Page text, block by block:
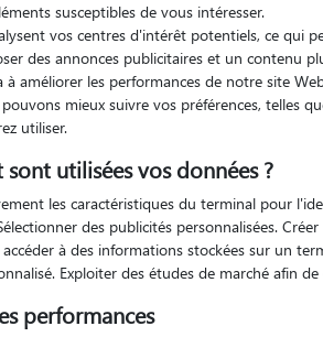
Pension Chat Saint-Brieuc
Trouvez votre
susceptibles de vous intéresser.
vos centres d'intérêt potentiels, ce qui
des annonces publicitaires et un contenu
à améliorer les performances de notre site
mieux suivre vos préférences, telles
utiliser.
sont utilisées vos données ?
les caractéristiques du terminal pour
des publicités personnalisées.
à des informations stockées sur un
Exploiter des études de marché afin
performances